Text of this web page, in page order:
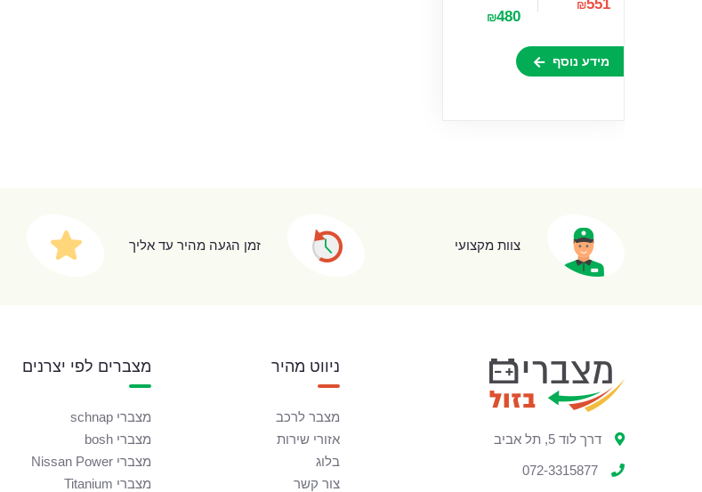
₪551
₪480
מידע נוסף
צוות מקצועי זמן הגעה מהיר עד אליך
דרך לוד 5, תל אביב
072-3315877
ניווט מהיר
מצבר לרכב
אזורי שירות
בלוג
צור קשר
מצברים לפי יצרנים
מצברי schnap
מצברי bosh
מצברי Nissan Power
מצברי Titanium